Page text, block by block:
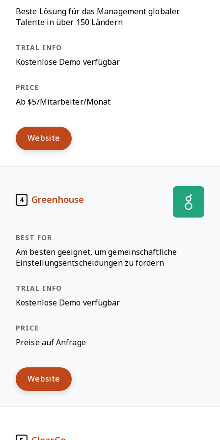
Beste Lösung für das Management globaler
Talente in über 150 Ländern
Kostenlose Demo verfügbar
Ab $5/Mitarbeiter/Monat
Website
4 Greenhouse
Am besten geeignet, um gemeinschaftliche
Einstellungsentscheidungen zu fördern
Kostenlose Demo verfügbar
Preise auf Anfrage
Website